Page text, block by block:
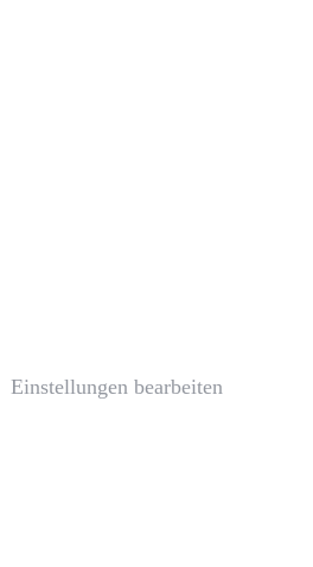
Einstellungen bearbeiten